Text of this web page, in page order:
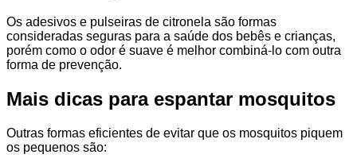
Os adesivos e pulseiras de citronela são formas
consideradas seguras para a saúde dos bebês e crianças,
porém como o odor é suave é melhor combiná-lo com outra
forma de prevenção.
Mais dicas para espantar mosquitos
Outras formas eficientes de evitar que os mosquitos piquem
os pequenos são: